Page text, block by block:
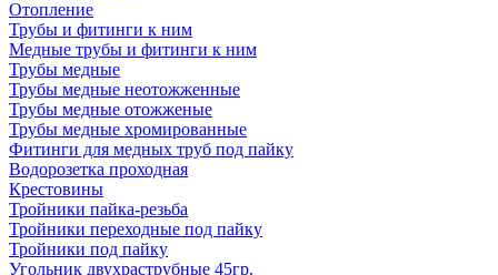
Отопление
Трубы и фитинги к ним
Медные трубы и фитинги к ним
Трубы медные
Трубы медные неотожженные
Трубы медные отожженые
Трубы медные хромированные
Фитинги для медных труб под пайку
Водорозетка проходная
Крестовины
Тройники пайка-резьба
Тройники переходные под пайку
Тройники под пайку
Угольник двухраструбные 45гр.